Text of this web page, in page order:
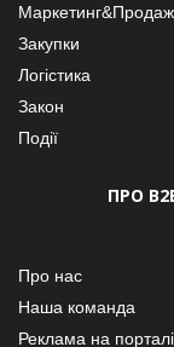
Закупки
Логістика
Закон
Події
ПРО
Про нас
Наша команда
Реклама на порталі